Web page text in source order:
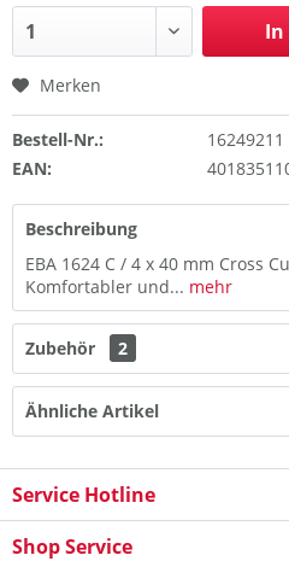
In
Merken
Bestell-Nr.:
16249211
EAN:
Beschreibung
EBA 1624 C / 4 x 40 mm Cross
Komfortabler und... mehr
Zubehör 2
Ähnliche Artikel
Service Hotline
Shop Service